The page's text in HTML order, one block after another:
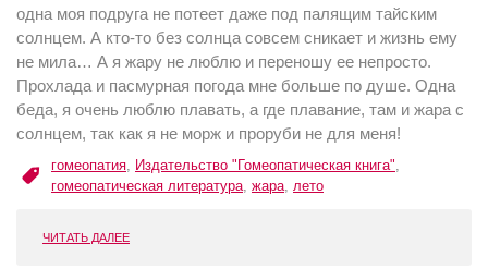
одна моя подруга не потеет даже под палящим тайским
солнцем. А кто-то без солнца совсем сникает и жизнь ему
не мила… А я жару не люблю и переношу ее непросто.
Прохлада и пасмурная погода мне больше по душе. Одна
беда, я очень люблю плавать, а где плавание, там и жара с
солнцем, так как я не морж и проруби не для меня!
гомеопатия, Издательство "Гомеопатическая книга",
гомеопатическая литература, жара, лето
ЧИТАТЬ ДАЛЕЕ